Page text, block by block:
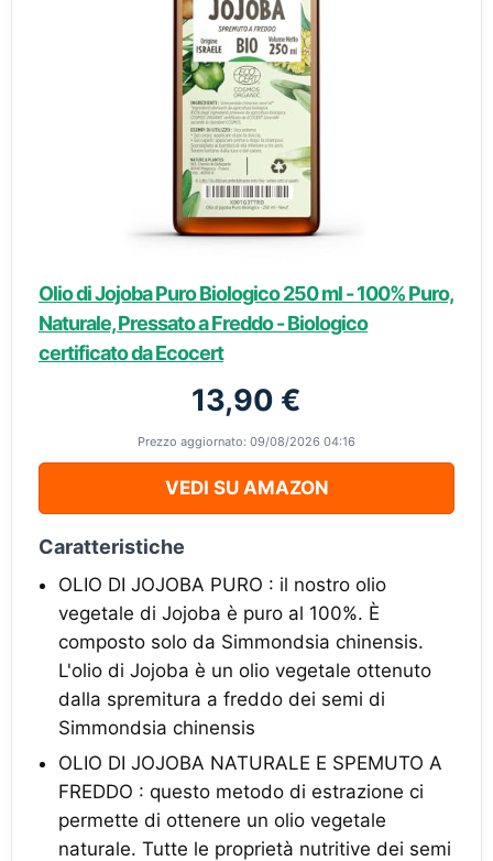
Olio di Jojoba Puro Biologico 250 ml - 100% Puro,
Naturale, Pressato a Freddo - Biologico
certificato da Ecocert
13,90 €
Prezzo aggiornato: 09/08/2026 04:16
VEDI SU AMAZON
Caratteristiche
OLIO DI JOJOBA PURO : il nostro olio
vegetale di Jojoba è puro al 100%. È
composto solo da Simmondsia chinensis.
L'olio di Jojoba è un olio vegetale ottenuto
dalla spremitura a freddo dei semi di
Simmondsia chinensis
OLIO DI JOJOBA NATURALE E SPEMUTO A
FREDDO : questo metodo di estrazione ci
permette di ottenere un olio vegetale
naturale. Tutte le proprietà nutritive dei semi